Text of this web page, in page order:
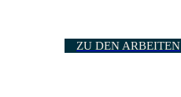
ZU DEN ARBEITEN